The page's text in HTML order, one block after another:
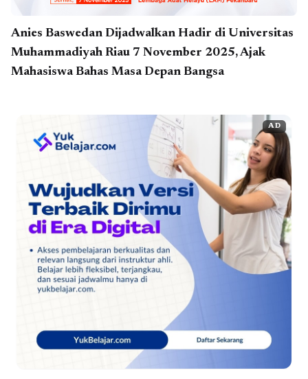
Anies Baswedan Dijadwalkan Hadir di Universitas
Muhammadiyah Riau 7 November 2025, Ajak
Mahasiswa Bahas Masa Depan Bangsa
AD